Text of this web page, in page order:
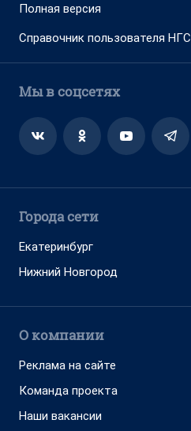
Полная версия
Справочник пользователя НГС
Мы в соцсетях
Города сети
Екатеринбург
Нижний Новгород
О компании
Реклама на сайте
Команда проекта
Наши вакансии